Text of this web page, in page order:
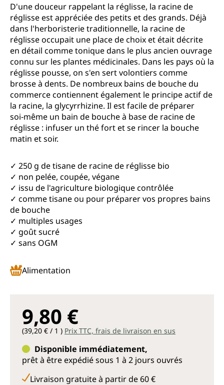
D'une douceur rappelant la réglisse, la racine de
réglisse est appréciée des petits et des grands. Déjà
dans l'herboristerie traditionnelle, la racine de
réglisse occupait une place de choix et était décrite
en détail comme tonique dans le plus ancien ouvrage
connu sur les plantes médicinales. Dans les pays où la
réglisse pousse, on s'en sert volontiers comme
brosse à dents. De nombreux bains de bouche du
commerce contiennent également le principe actif de
la racine, la glycyrrhizine. Il est facile de préparer
soi‑même un bain de bouche à base de racine de
réglisse : infuser un thé fort et se rincer la bouche
matin et soir.
✓ 250 g de tisane de racine de réglisse bio
✓ non pelée, coupée, végane
✓ issu de l'agriculture biologique contrôlée
✓ comme tisane ou pour préparer vos propres bains
de bouche
✓ multiples usages
✓ goût sucré
✓ sans OGM
Alimentation
9,80 €
(39,20 € / 1 ) Prix TTC, frais de livraison en sus
Disponible immédiatement,
prêt à être expédié sous 1 à 2 jours ouvrés
Livraison gratuite à partir de 60 €